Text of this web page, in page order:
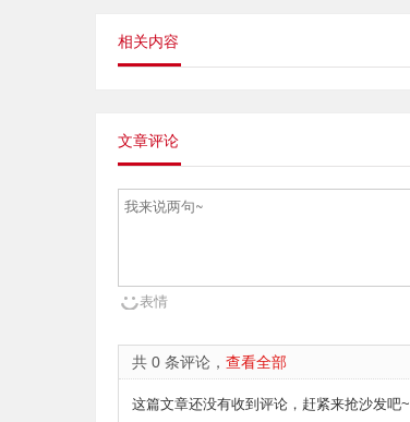
相关内容
文章评论
表情
共 0 条评论， 查看全部
这篇文章还没有收到评论，赶紧来抢沙发吧~